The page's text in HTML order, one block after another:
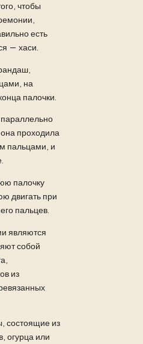
чтобы
есть
— хаси.
на
палочки.
проходила
пальцами, и
палочку
двигать при
пальцев.
являются
собой
из
состоящие из
огурца или